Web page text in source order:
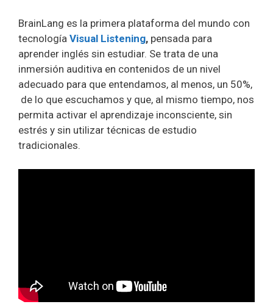
BrainLang es la primera plataforma del mundo con
tecnología Visual Listening, pensada para
aprender inglés sin estudiar. Se trata de una
inmersión auditiva en contenidos de un nivel
adecuado para que entendamos, al menos, un 50%,
de lo que escuchamos y que, al mismo tiempo, nos
permita activar el aprendizaje inconsciente, sin
estrés y sin utilizar técnicas de estudio
tradicionales.